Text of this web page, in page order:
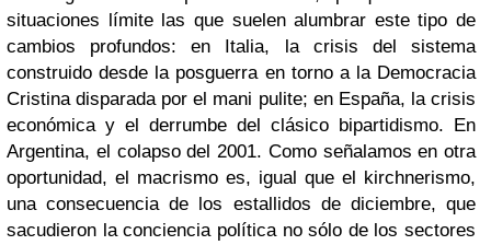
situaciones límite las que suelen alumbrar este tipo de
cambios profundos: en Italia, la crisis del sistema
construido desde la posguerra en torno a la Democracia
Cristina disparada por el mani pulite; en España, la crisis
económica y el derrumbe del clásico bipartidismo. En
Argentina, el colapso del 2001. Como señalamos en otra
oportunidad, el macrismo es, igual que el kirchnerismo,
una consecuencia de los estallidos de diciembre, que
sacudieron la conciencia política no sólo de los sectores